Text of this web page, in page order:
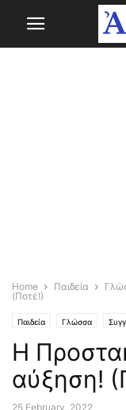
Home Παιδεία
(Ποτέ!)
Παιδεία Γλώσσα
Η
αύξηση!
25 February, 2022